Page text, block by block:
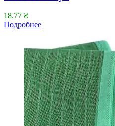
18.77 ₴
Подробнее